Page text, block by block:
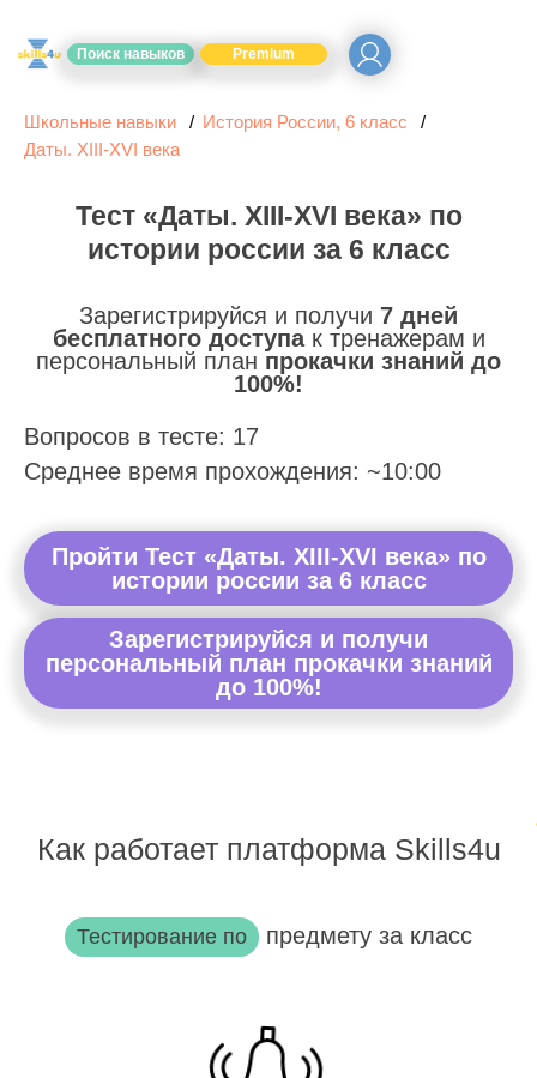
Поиск навыков Premium
Школьные навыки
История России, 6 класс
Даты. XIII-XVI века
Тест «Даты. XIII-XVI века» по
истории россии за 6 класс
Зарегистрируйся и получи 7 дней
бесплатного доступак тренажерам и
персональный план прокачки знаний до
100%!
Вопросов в тесте: 17
Среднее время прохождения: ~10:00
Пройти Тест «Даты. XIII-XVI века» по
истории россии за 6 класс
Зарегистрируйся и получи
персональный план прокачки знаний
до 100%!
Как работает платформа Skills4u
Тестирование по предмету за класс